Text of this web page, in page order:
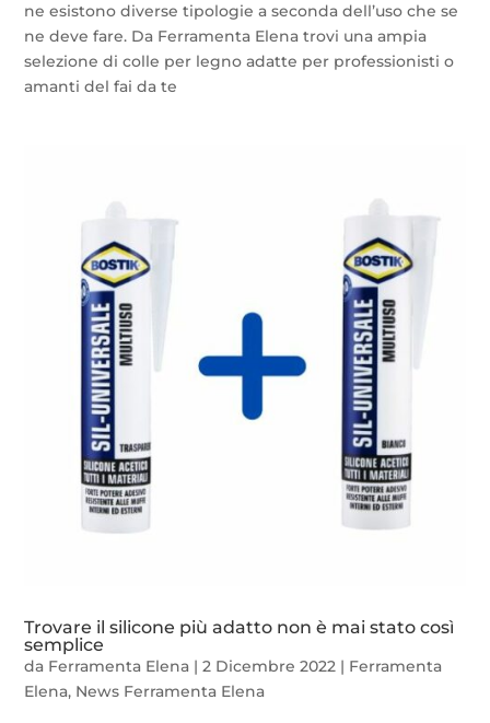
ne esistono diverse tipologie a seconda dell’uso che se
ne deve fare. Da Ferramenta Elena trovi una ampia
selezione di colle per legno adatte per professionisti o
amanti del fai da te
Trovare il silicone più adatto non è mai stato così
semplice
da Ferramenta Elena |2 Dicembre 2022 | Ferramenta
Elena, News Ferramenta Elena